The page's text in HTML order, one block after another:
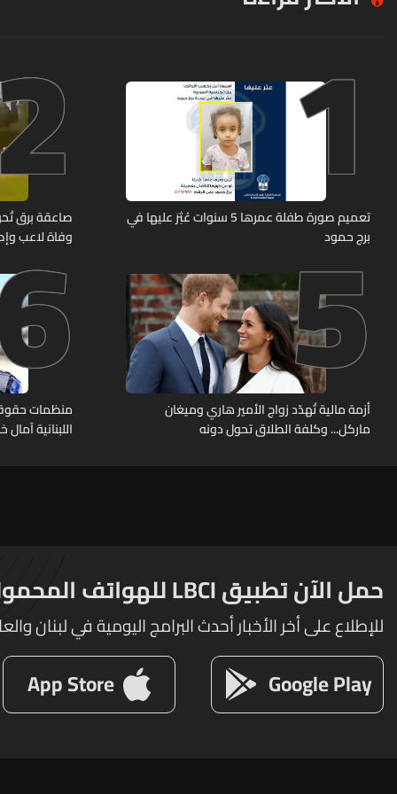
1
تعميم صورة طفلة عمرها 5 سنوات عُثِرَ عليها في
برج حمود
صاعقة برق
وفاة لاعب وإصابة
5
أزمة مالية تُهدّد زواج الأمير هاري وميغان
ماركل... وكلفة الطلاق تحول دونه
منظمات
اللبنانية
حمل الآن تطبيق LBCI للهواتف المحمولة
للإطلاع على أخر الأخبار أحدث البرامج اليومية في لبنان
Google Play
App Store